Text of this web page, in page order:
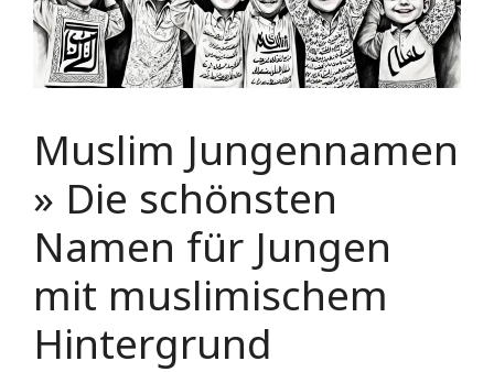
Muslim Jungennamen
» Die schönsten
Namen für Jungen
mit muslimischem
Hintergrund